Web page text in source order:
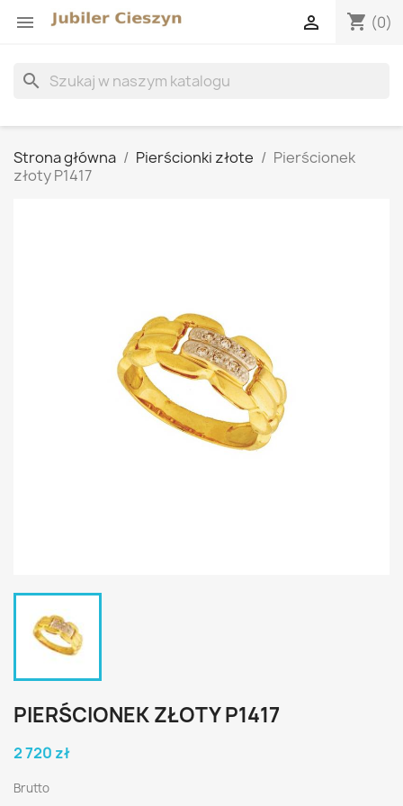
 shopping_cart (0)

search
Strona główna Pierścionki złote
Pierścionek
złoty P1417
PIERŚCIONEK ZŁOTY P1417
2 720 zł
Brutto